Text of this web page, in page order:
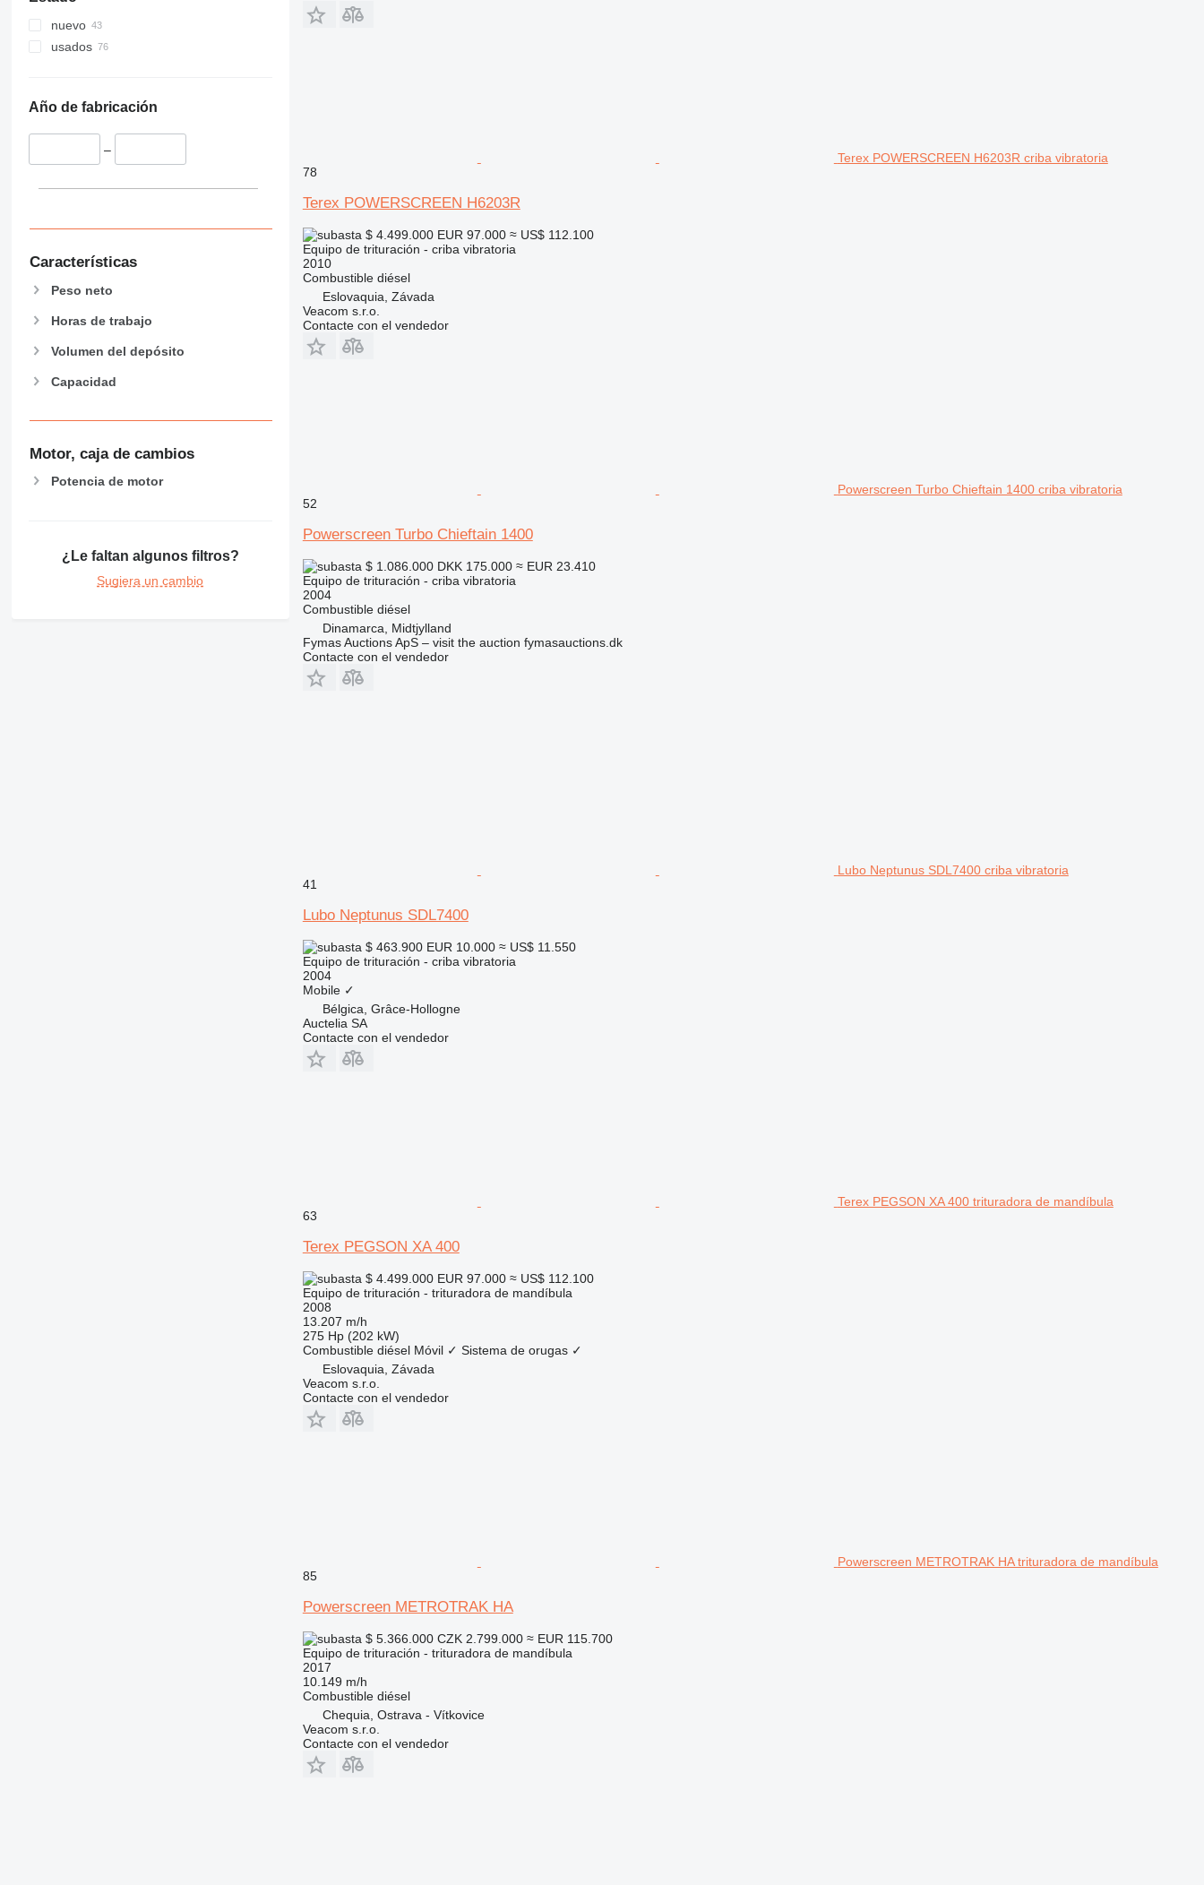
nuevo
usados
Año de fabricación
–
Características
Peso neto
Horas de trabajo
Volumen del depósito
Capacidad
Motor, caja de cambios
Potencia de motor
¿Le faltan algunos filtros?
Sugiera un cambio
Terex POWERSCREEN H6203R criba vibratoria
78
Terex POWERSCREEN H6203R
$ 4.499.000 EUR 97.000 ≈ US$ 112.100
Equipo de trituración - criba vibratoria
2010
Combustible diésel
Eslovaquia, Závada
Veacom s.r.o.
Contacte con el vendedor
Powerscreen Turbo Chieftain 1400 criba vibratoria
52
Powerscreen Turbo Chieftain 1400
$ 1.086.000 DKK 175.000 ≈ EUR 23.410
Equipo de trituración - criba vibratoria
2004
Combustible diésel
Dinamarca, Midtjylland
Fymas Auctions ApS – visit the auction fymasauctions.dk
Contacte con el vendedor
Lubo Neptunus SDL7400 criba vibratoria
41
Lubo Neptunus SDL7400
$ 463.900 EUR 10.000 ≈ US$ 11.550
Equipo de trituración - criba vibratoria
2004
Mobile ✓
Bélgica, Grâce-Hollogne
Auctelia SA
Contacte con el vendedor
Terex PEGSON XA 400 trituradora de mandíbula
63
Terex PEGSON XA 400
$ 4.499.000 EUR 97.000 ≈ US$ 112.100
Equipo de trituración - trituradora de mandíbula
2008
13.207 m/h
275 Hp (202 kW)
Combustible diésel Móvil ✓ Sistema de orugas ✓
Eslovaquia, Závada
Veacom s.r.o.
Contacte con el vendedor
Powerscreen METROTRAK HA trituradora de mandíbula
85
Powerscreen METROTRAK HA
$ 5.366.000 CZK 2.799.000 ≈ EUR 115.700
Equipo de trituración - trituradora de mandíbula
2017
10.149 m/h
Combustible diésel
Chequia, Ostrava - Vítkovice
Veacom s.r.o.
Contacte con el vendedor